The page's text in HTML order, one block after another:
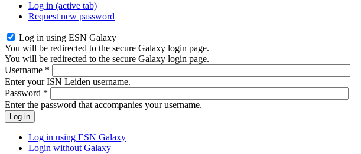
Log in (active tab)
Request new password
Log in using ESN Galaxy
You will be redirected to the secure Galaxy login page.
You will be redirected to the secure Galaxy login page.
Username *
Enter your ISN Leiden username.
Password *
Enter the password that accompanies your username.
Log in using ESN Galaxy
Login without Galaxy